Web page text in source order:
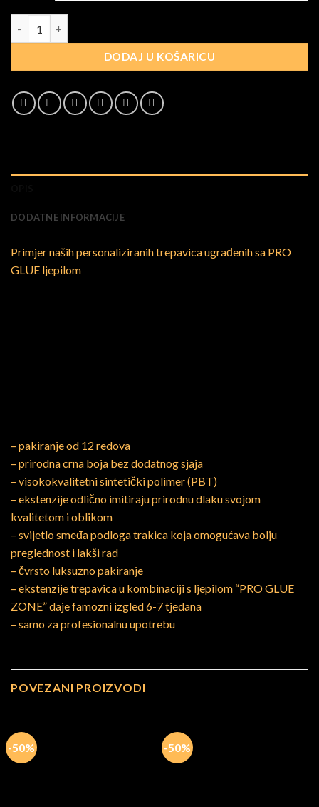
DODAJ U KOŠARICU
DODATNE INFORMACIJE
Primjer naših personaliziranih trepavica ugrađenih sa PRO
GLUE ljepilom
– pakiranje od 12 redova
– prirodna crna boja bez dodatnog sjaja
– visokokvalitetni sintetički polimer (PBT)
– ekstenzije odlično imitiraju prirodnu dlaku svojom
kvalitetom i oblikom
– svijetlo smeđa podloga trakica koja omogućava bolju
preglednost i lakši rad
– čvrsto luksuzno pakiranje
– ekstenzije trepavica u kombinaciji s ljepilom “PRO GLUE
ZONE” daje famozni izgled 6-7 tjedana
– samo za profesionalnu upotrebu
POVEZANI PROIZVODI
-50% -50%